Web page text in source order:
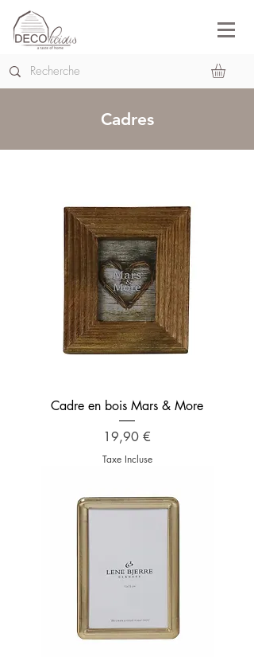
Cadres
Cadre en bois Mars & More
Prix
19,90 €
Taxe Incluse